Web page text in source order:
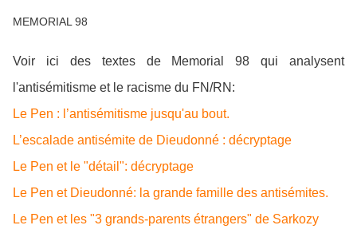
MEMORIAL 98
Voir ici des textes de Memorial 98 qui analysent
l'antisémitisme et le racisme du FN/RN:
Le Pen : l’antisémitisme jusqu'au bout.
L’escalade antisémite de Dieudonné : décryptage
Le Pen et le "détail": décryptage
Le Pen et Dieudonné: la grande famille des antisémites.
Le Pen et les "3 grands-parents étrangers" de Sarkozy